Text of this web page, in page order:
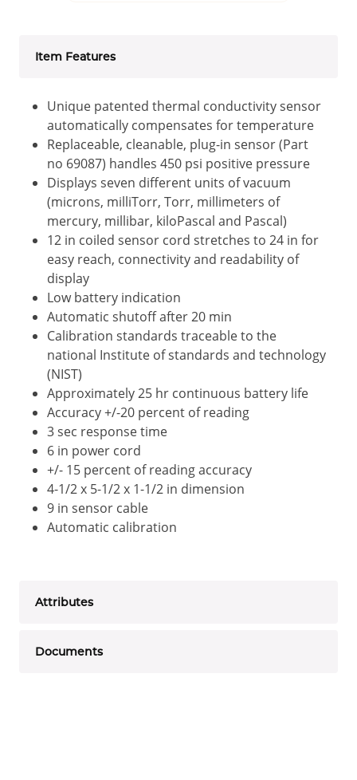
Item Features
Unique patented thermal conductivity sensor
automatically compensates for temperature
Replaceable, cleanable, plug-in sensor (Part
no 69087) handles 450 psi positive pressure
Displays seven different units of vacuum
(microns, milliTorr, Torr, millimeters of
mercury, millibar, kiloPascal and Pascal)
12 in coiled sensor cord stretches to 24 in for
easy reach, connectivity and readability of
display
Low battery indication
Automatic shutoff after 20 min
Calibration standards traceable to the
national Institute of standards and technology
(NIST)
Approximately 25 hr continuous battery life
Accuracy +/-20 percent of reading
3 sec response time
6 in power cord
+/- 15 percent of reading accuracy
4-1/2 x 5-1/2 x 1-1/2 in dimension
9 in sensor cable
Automatic calibration
Attributes
Documents